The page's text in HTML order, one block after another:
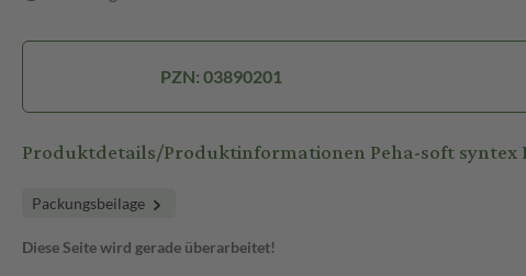
PZN: 03890201
Produktdetails/Produktinformationen Peha-soft
Packungsbeilage
Diese Seite wird gerade überarbeitet!